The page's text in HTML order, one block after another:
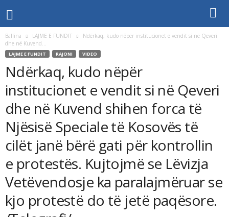
Ballina LAJME E FUNDIT
Ndërkaq, kudo nëpër institucionet e vendit si në Qeveri
dhe në Kuvend...
LAJME E FUNDIT RAJONI VIDEO
Ndërkaq, kudo nëpër
institucionet e vendit si në Qeveri
dhe në Kuvend shihen forca të
Njësisë Speciale të Kosovës të
cilët janë bërë gati për kontrollin
e protestës. Kujtojmë se Lëvizja
Vetëvendosje ka paralajmëruar se
kjo protestë do të jetë paqësore.